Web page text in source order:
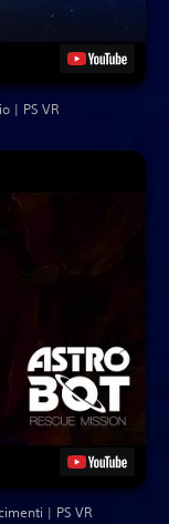
| PS VR
| PS VR